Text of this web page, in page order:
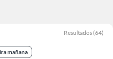
Resultados (64)
mañana